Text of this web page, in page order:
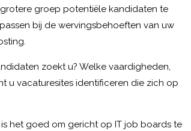
groep potentiële kandidaten te
bij de wervingsbehoeften van uw
zoekt u? Welke vaardigheden,
u vacaturesites identificeren die zich op
het goed om gericht op IT job boards te